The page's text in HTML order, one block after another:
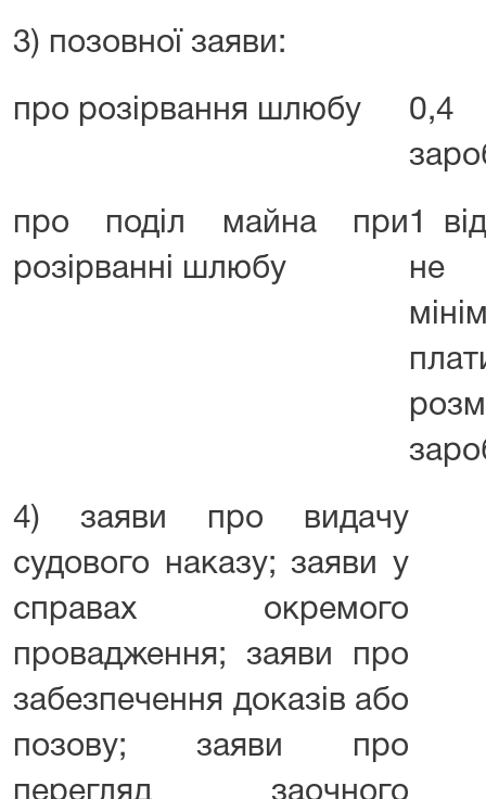
3) позовної заяви:
про розірвання шлюбу
0,4
про поділ майна при
розірванні шлюбу
1
не
4) заяви про видачу
судового наказу; заяви у
справах окремого
провадження; заяви про
забезпечення доказів або
позову; заяви про
перегляд заочного